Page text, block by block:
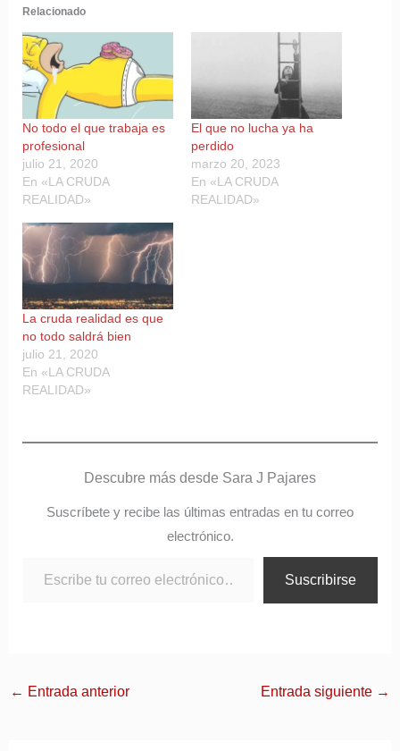
Relacionado
No todo el que trabaja es
profesional
julio 21, 2020
En «LA CRUDA
REALIDAD»
El que no lucha ya ha
perdido
marzo 20, 2023
En «LA CRUDA
REALIDAD»
La cruda realidad es que
no todo saldrá bien
julio 21, 2020
En «LA CRUDA
REALIDAD»
Descubre más desde Sara J Pajares
Suscríbete y recibe las últimas entradas en tu correo
electrónico.
Suscribirse
← Entrada anterior Entrada siguiente →